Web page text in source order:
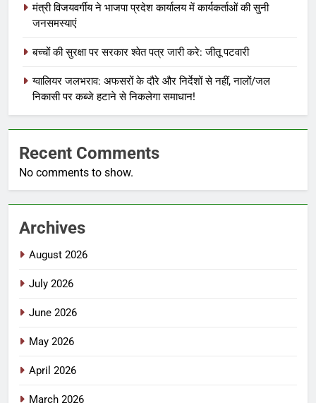
मंत्री विजयवर्गीय ने भाजपा प्रदेश कार्यालय में कार्यकर्ताओं की सुनी
जनसमस्याएं
बच्चों की सुरक्षा पर सरकार श्वेत पत्र जारी करे: जीतू पटवारी
ग्वालियर जलभराव: अफसरों के दौरे और निर्देशों से नहीं, नालों/जल
निकासी पर कब्जे हटाने से निकलेगा समाधान!
Recent Comments
No comments to show.
Archives
August 2026
July 2026
June 2026
May 2026
April 2026
March 2026